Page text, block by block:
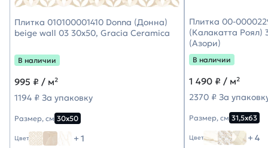
Плитка 010100001410 Donna (Донна)
beige wall 03 30х50, Gracia Ceramica
В наличии
995 ₽ / м²
1194 ₽ За упаковку
Размер, см 30х50
Цвет + 1
Плитка 00-
(Калакатта Роял)
(Азори)
В наличии
1 490 ₽ / м²
2370 ₽ За
Размер, см 31,5х63
Цвет + 4